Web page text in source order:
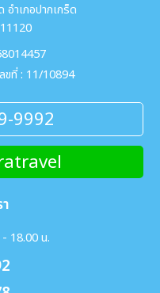
ำเภอปากเกร็ด
ขที่ : 11/10894
9992
18.00 น.